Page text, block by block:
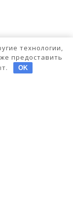
технологии,
предоставить
OK